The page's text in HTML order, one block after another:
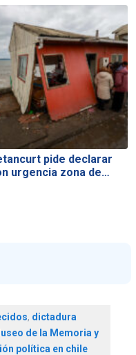
pide declarar
urgencia zona de…
, dictadura
de la Memoria y
política en chile